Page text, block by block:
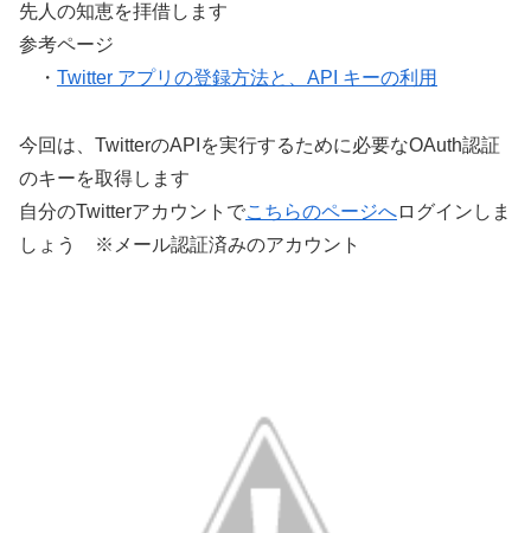
先人の知恵を拝借します
参考ページ
・ Twitter アプリの登録方法と、API キーの利用
今回は、TwitterのAPIを実行するために必要なOAuth認証
のキーを取得します
自分のTwitterアカウントでこちらのページへログインしま
しょう ※メール認証済みのアカウント